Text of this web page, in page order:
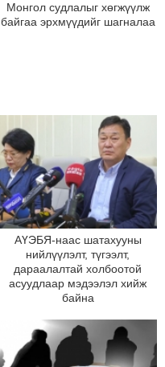
Монгол судлалыг хөгжүүлж
байгаа эрхмүүдийг шагналаа
АҮЭБЯ-наас шатахууны
нийлүүлэлт, түгээлт,
дараалалтай холбоотой
асуудлаар мэдээлэл хийж
байна